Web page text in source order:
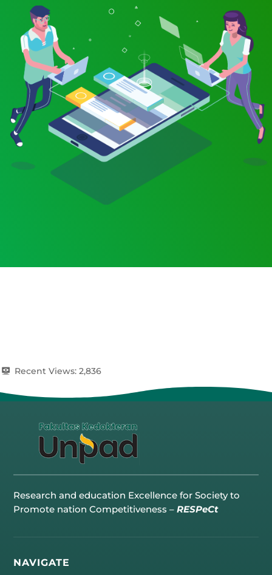
Recent Views: 2,836
Research and education Excellence for Society to
Promote nation Competitiveness –RESPeCt
NAVIGATE